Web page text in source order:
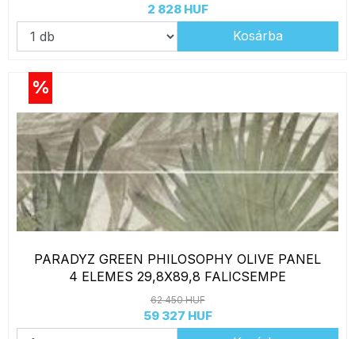
2 828 HUF
Kosárba
%
PARADYZ GREEN PHILOSOPHY OLIVE PANEL
4 ELEMES 29,8X89,8 FALICSEMPE
62 450 HUF
59 327 HUF